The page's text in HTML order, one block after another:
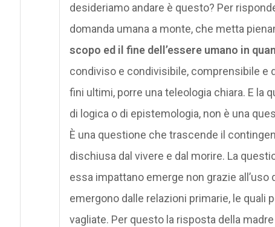
desideriamo andare è questo? Per
domanda umana a monte, che metta
scopo ed il fine dell’essere umano in
condiviso e condivisibile, comprensibile e
fini ultimi, porre una teleologia chiara. E la
di logica o di epistemologia, non è una
È una questione che trascende il
dischiusa dal vivere e dal morire. La
essa impattano emerge non grazie
emergono dalle relazioni primarie, le quali
vagliate. Per questo la risposta della